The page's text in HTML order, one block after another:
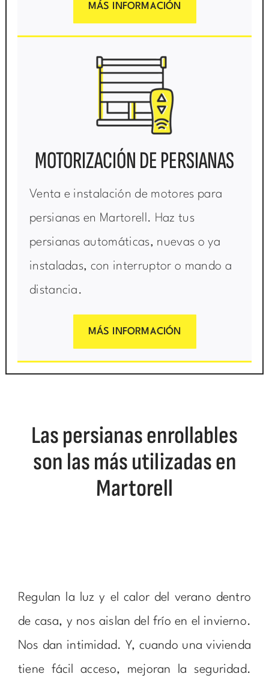
MÁS INFORMACIÓN
MOTORIZACIÓN DE PERSIANAS
Venta e instalación de motores para
persianas en Martorell. Haz tus
persianas automáticas, nuevas o ya
instaladas, con interruptor o mando a
distancia.
MÁS INFORMACIÓN
Las persianas enrollables
son las más utilizadas en
Martorell
Regulan la luz y el calor del verano dentro
de casa, y nos aislan del frío en el invierno.
Nos dan intimidad. Y, cuando una vivienda
tiene fácil acceso, mejoran la seguridad.